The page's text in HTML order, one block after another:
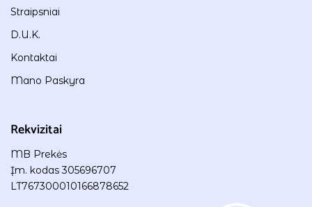
Straipsniai
D.U.K.
Kontaktai
Mano Paskyra
Rekvizitai
MB Prekės
Įm. kodas 305696707
LT767300010166878652